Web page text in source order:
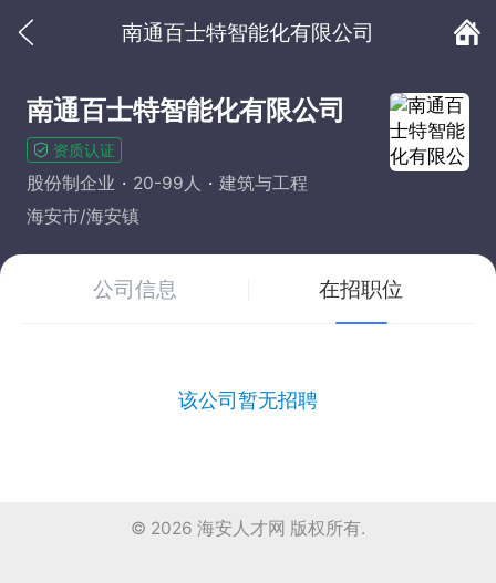
南通百士特智能化有限公司
南通百士特智能化有限公司
资质认证
股份制企业 20-99人
建筑与工程
海安市/海安镇
公司信息 在招职位
该公司暂无招聘
© 2026 海安人才网 版权所有.